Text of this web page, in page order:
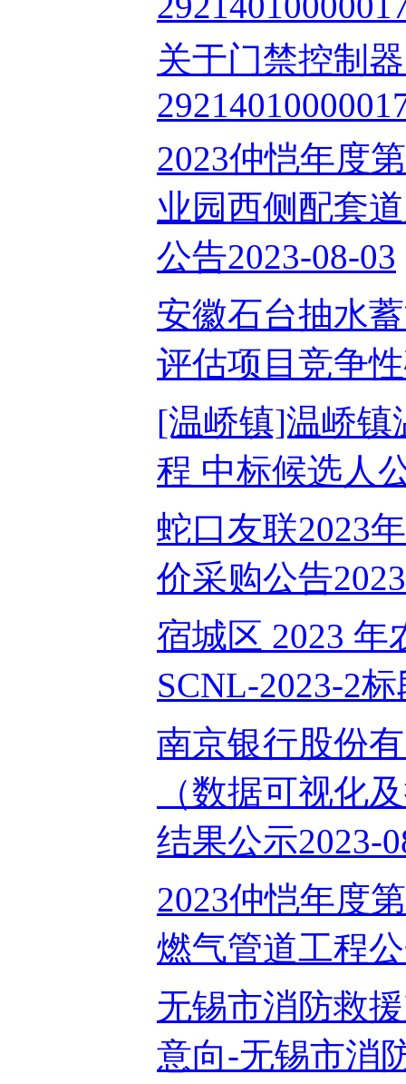
关于门禁控制
2023仲恺年度
业园西侧配套
公告2023-08-03
安徽石台抽水
评估项目竞争
[温峤镇]温峤镇
程 中标候选人
蛇口友联2023
价采购公告
宿城区 2023
SCNL-2023-2
南京银行股份
（数据可视化
结果公示2023-
2023仲恺年度
燃气管道工程
无锡市消防救
意向-无锡市消